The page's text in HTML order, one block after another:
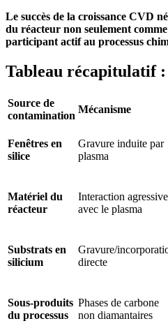
Le succès de la croissance CVD
du réacteur non seulement
participant actif au processus
Tableau récapitulatif :
Source de
contamination
Mécanisme
Fenêtres en
silice
Gravure induite par
plasma
Matériel du
réacteur
Interaction agressive
avec le plasma
Substrats en
silicium
Gravure/
directe
Sous-produits
du processus
Phases de carbone
non diamantaires